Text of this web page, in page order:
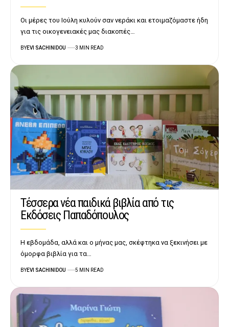
Οι μέρες του Ιούλη κυλούν σαν νεράκι και ετοιμαζόμαστε ήδη
για τις οικογενειακές μας διακοπές…
BYEVI SACHINIDOU 3 MIN READ
Τέσσερα νέα παιδικά βιβλία από τις
Εκδόσεις Παπαδόπουλος
Η εβδομάδα, αλλά και ο μήνας μας, σκέφτηκα να ξεκινήσει με
όμορφα βιβλία για τα…
BYEVI SACHINIDOU 5 MIN READ